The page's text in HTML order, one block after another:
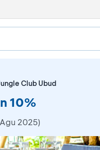
Club Ubud
10%
2025)